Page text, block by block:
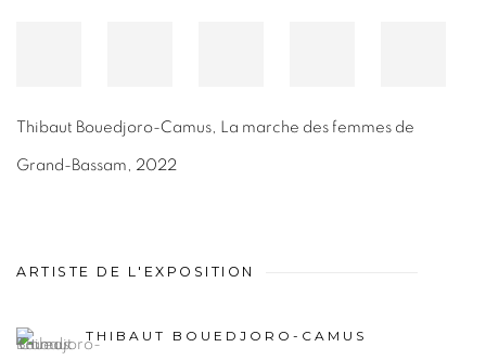
Thibaut Bouedjoro-Camus La marche des femmes de
Grand-Bassam 2022
ARTISTE DE L'EXPOSITION
THIBAUT BOUEDJORO-CAMUS